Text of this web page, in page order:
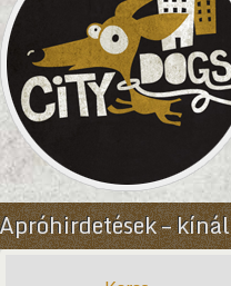
Apróhirdetések – kínál